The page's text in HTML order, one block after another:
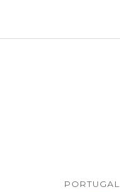
PORTUGAL